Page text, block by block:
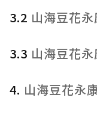
3.2 山海豆花
3.3 山海豆花
4. 山海豆花永